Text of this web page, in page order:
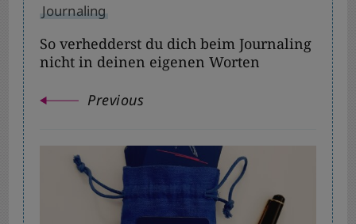
Journaling
So verhedderst du dich beim Journaling
nicht in deinen eigenen Worten
Previous